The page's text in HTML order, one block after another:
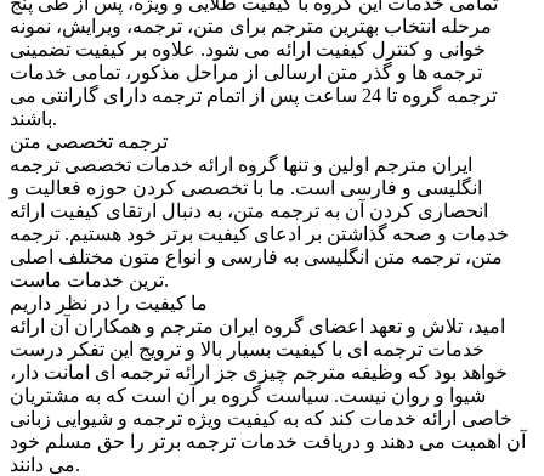
مرحله انتخاب بهترین مترجم برای متن، ترجمه، ویرایش، نمونه
خوانی و کنترل کیفیت ارائه می شود. علاوه بر کیفیت تضمینی
ترجمه ها و گذر متن ارسالی از مراحل مذکور، تمامی خدمات
ترجمه گروه تا 24 ساعت پس از اتمام ترجمه دارای گارانتی می
باشند.
ترجمه تخصصی متن
ایران مترجم اولین و تنها گروه ارائه خدمات تخصصی ترجمه
انگلیسی و فارسی است. ما با تخصصی کردن حوزه فعالیت و
انحصاری کردن آن به ترجمه متن، به دنبال ارتقای کیفیت ارائه
خدمات و صحه گذاشتن بر ادعای کیفیت برتر خود هستیم. ترجمه
متن، ترجمه متن انگلیسی به فارسی و انواع متون مختلف اصلی
ترین خدمات ماست.
ما کیفیت را در نظر داریم
امید، تلاش و تعهد اعضای گروه ایران مترجم و همکاران آن ارائه
خدمات ترجمه ای با کیفیت بسیار بالا و ترویج این تفکر درست
خواهد بود که وظیفه مترجم چیزی جز ارائه ترجمه ای امانت دار،
شیوا و روان نیست. سیاست گروه بر آن است که به مشتریان
خاصی ارائه خدمات کند که به کیفیت ویژه ترجمه و شیوایی زبانی
آن اهمیت می دهند و دریافت خدمات ترجمه برتر را حق مسلم خود
می دانند.